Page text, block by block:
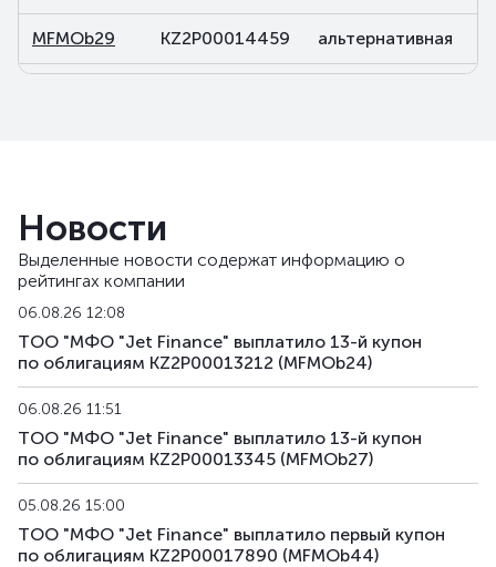
MFMOb29 KZ2P00014459 альтернативная
MFMOb33 KZ2P00014608
MFMOb34 KZ2P00014616
MFMOb35 KZ2P00016686 альтернативная
MFMOb36 KZ2P00016694 альтернативная
MFMOb37 KZ2P00016850 альтернативная
MFMOb38 KZ2P00016868 альтернативная
MFMOb39 KZ2P00016876 альтернативная
Новости
Выделенные новости содержат информацию о
рейтингах компании
06.08.26 12:08
ТОО "МФО "Jet Finance" выплатило 13-й купон
по облигациям KZ2P00013212 (MFMOb24)
06.08.26 11:51
ТОО "МФО "Jet Finance" выплатило 13-й купон
по облигациям KZ2P00013345 (MFMOb27)
05.08.26 15:00
ТОО "МФО "Jet Finance" выплатило первый купон
по облигациям KZ2P00017890 (MFMOb44)